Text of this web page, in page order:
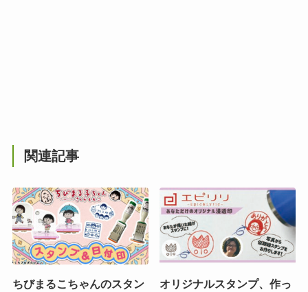
関連記事
ちびまるこちゃんのスタン
オリジナルスタンプ、作っ